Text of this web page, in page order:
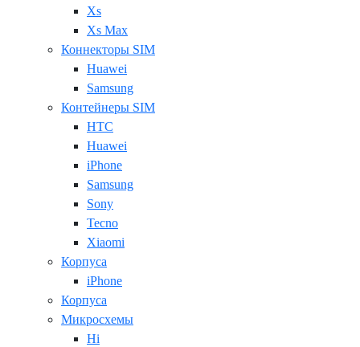
Xs
Xs Max
Коннекторы SIM
Huawei
Samsung
Контейнеры SIM
HTC
Huawei
iPhone
Samsung
Sony
Tecno
Xiaomi
Корпуса
iPhone
Корпуса
Микросхемы
Hi